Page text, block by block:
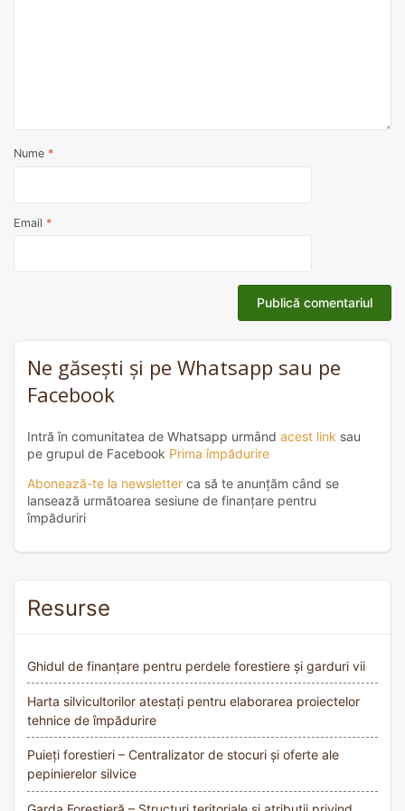
Nume *
Email *
Ne găsești și pe Whatsapp sau pe
Facebook
Intră în comunitatea de Whatsapp urmând acest link sau
pe grupul de Facebook Prima împădurire
Abonează-te la newsletter ca să te anunțăm când se
lansează următoarea sesiune de finanțare pentru
împăduriri
Resurse
Ghidul de finanțare pentru perdele forestiere și garduri vii
Harta silvicultorilor atestați pentru elaborarea proiectelor
tehnice de împădurire
Puieți forestieri – Centralizator de stocuri și oferte ale
pepinierelor silvice